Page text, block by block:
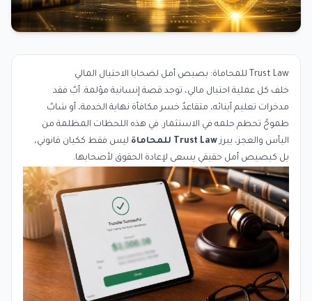
Trust Law للمحاماة: بصيص أمل لضحايا الاحتيال المالي
خلف كل عملية احتيال مالي، توجد قصة إنسانية مؤلمة. أبٌ فقد
مدخرات تعليم أبنائه، متقاعدٌ خسر مكافأة نهاية الخدمة، أو شابٌ
طموحٌ تحطم حلمه في الاستثمار. في هذه اللحظات المظلمة من
اليأس والعجز، يبرزTrust Law للمحاماة
ليس فقط ككيان قانوني،
بل كبصيص أمل حقيقي يسعى لإعادة الحقوق لأصحابها.